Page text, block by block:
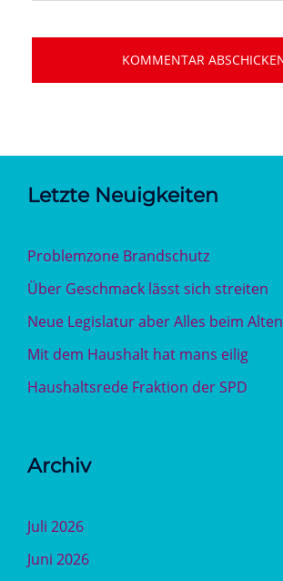
Letzte Neuigkeiten
Problemzone Brandschutz
Über Geschmack lässt sich streiten
Neue Legislatur aber Alles beim Alten
Mit dem Haushalt hat mans eilig
Haushaltsrede Fraktion der SPD
Archiv
Juli 2026
Juni 2026